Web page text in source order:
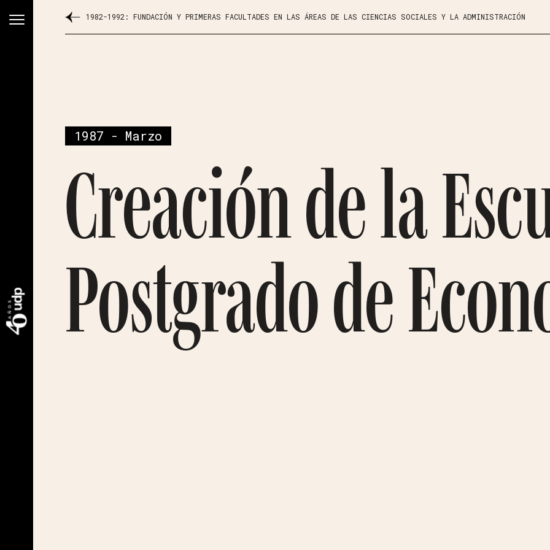
1982-1992: FUNDACIÓN Y PRIMERAS FACULTADES EN LAS ÁREAS DE LAS CIENCIAS SOCIALES Y LA ADMINISTRACIÓN
1987 - Marzo
Creación de la
Postgrado de